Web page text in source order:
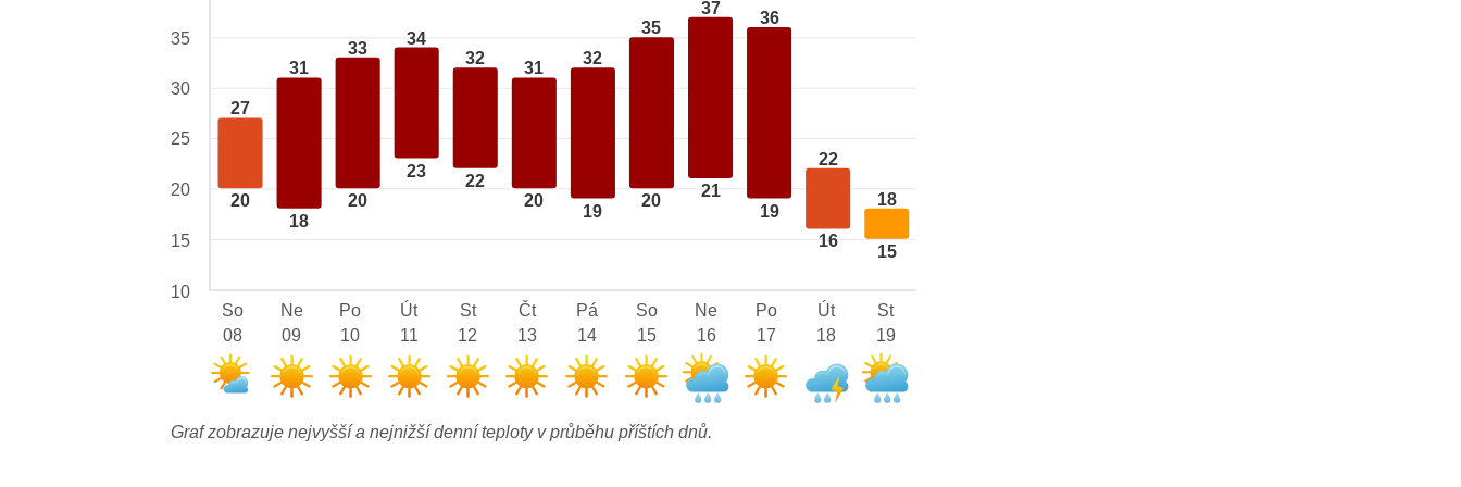
27
20
31
18
33
20
34
23
32
22
31
20
32
19
35
20
37
21
36
19
22
16
18
15
35
30
25
20
15
10
So
08
Ne
09
Po
10
Út
11
St
12
Čt
13
Pá
14
So
15
Ne
16
Po
17
Út
18
St
19
Graf zobrazuje nejvyšší a nejnižší denní teploty v průběhu příštích dnů.